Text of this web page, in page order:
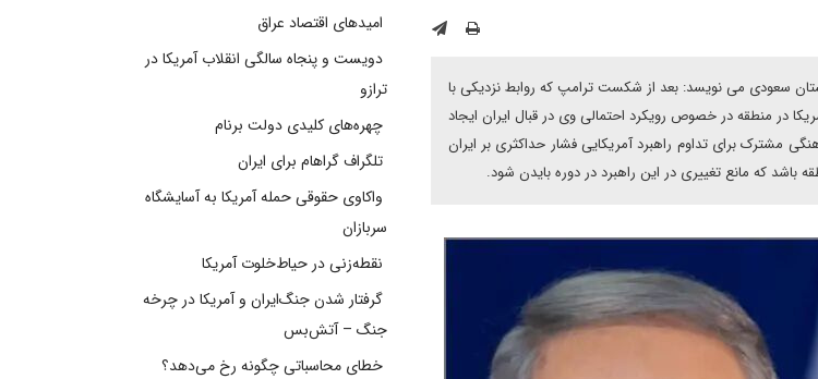
سعودی می نویسد: بعد از شکست ترامپ که روابط نزدیکی با
در منطقه در خصوص رویکرد احتمالی وی در قبال ایران ایجاد
مشترک برای تداوم راهبرد آمریکایی فشار حداکثری بر ایران
که مانع تغییری در این راهبرد در دوره بایدن شود.
امیدهای اقتصاد عراق
دویست و پنجاه سالگی انقلاب آمریکا در
ترازو
چهره‌های کلیدی دولت برنام
تلگراف گراهام برای ایران
واکاوی حقوقی حمله آمریکا به آسایشگاه
سربازان
نقطه‌زنی در حیاط‌خلوت آمریکا
گرفتار شدن جنگ‌ایران و آمریکا در چرخه
جنگ – آتش‌بس
خطای محاسباتی چگونه رخ می‌دهد؟